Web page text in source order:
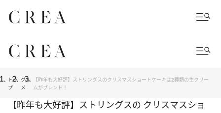
トッ
プ
グル
メ
【昨年も大好評】ストリングスのクリスマスショートケーキは2種類の生クリー
ムがブレンド！
【昨年も大好評】ストリングスの クリスマスショ